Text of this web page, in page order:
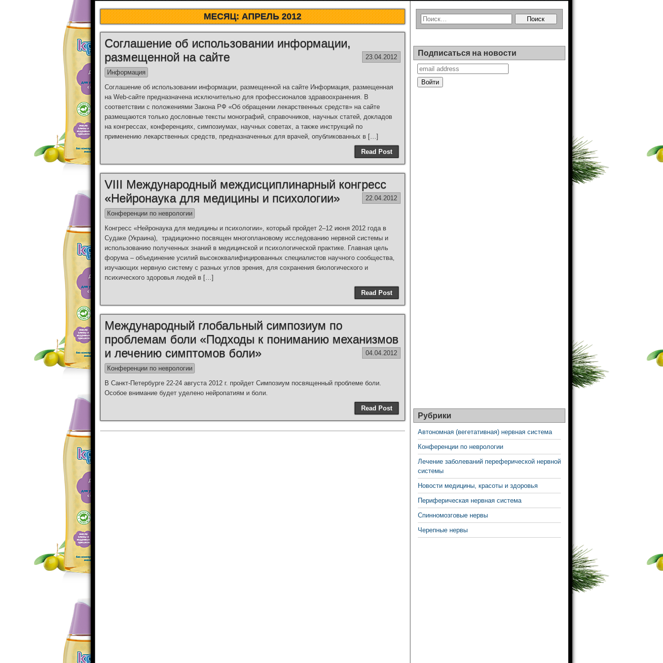
МЕСЯЦ:АПРЕЛЬ 2012
Соглашение об использовании информации,
размещенной на сайте
23.04.2012
Информация
Соглашение об использовании информации, размещенной на сайте Информация, размещенная
на Web-сайте предназначена исключительно для профессионалов здравоохранения. В
соответствии с положениями Закона РФ «Об обращении лекарственных средств» на сайте
размещаются только дословные тексты монографий, справочников, научных статей, докладов
на конгрессах, конференциях, симпозиумах, научных советах, а также инструкций по
применению лекарственных средств, предназначенных для врачей, опубликованных в […]
Read Post
VIII Международный междисциплинарный конгресс
«Нейронаука для медицины и психологии»
22.04.2012
Конференции по неврологии
Конгресс «Нейронаука для медицины и психологии», который пройдет 2–12 июня 2012 года в
Судаке (Украина), традиционно посвящен многоплановому исследованию нервной системы и
использованию полученных знаний в медицинской и психологической практике. Главная цель
форума – объединение усилий высококвалифицированных специалистов научного сообщества,
изучающих нервную систему с разных углов зрения, для сохранения биологического и
психического здоровья людей в […]
Read Post
Международный глобальный симпозиум по
проблемам боли «Подходы к пониманию механизмов
и лечению симптомов боли»
04.04.2012
Конференции по неврологии
В Санкт-Петербурге 22-24 августа 2012 г. пройдет Симпозиум посвященный проблеме боли.
Особое внимание будет уделено нейропатиям и боли.
Read Post
Подписаться на новости
Рубрики
Автономная (вегетативная) нервная система
Конференции по неврологии
Лечение заболеваний переферической нервной
системы
Новости медицины, красоты и здоровья
Периферическая нервная система
Спинномозговые нервы
Черепные нервы